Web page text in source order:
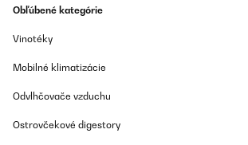
Obľúbené kategórie
Vinotéky
Mobilné klimatizácie
Odvlhčovače vzduchu
Ostrovčekové digestory